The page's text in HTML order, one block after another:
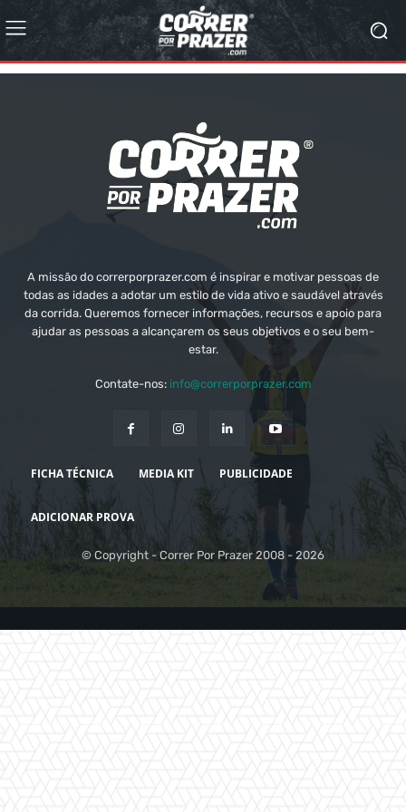
A missão do correrporprazer.com é inspirar e motivar pessoas de
todas as idades a adotar um estilo de vida ativo e saudável através
da corrida. Queremos fornecer informações, recursos e apoio para
ajudar as pessoas a alcançarem os seus objetivos e o seu bem-
estar.
Contate-nos: info@correrporprazer.com
FICHA TÉCNICA MEDIA KIT PUBLICIDADE
ADICIONAR PROVA
© Copyright - Correr Por Prazer 2008 - 2026